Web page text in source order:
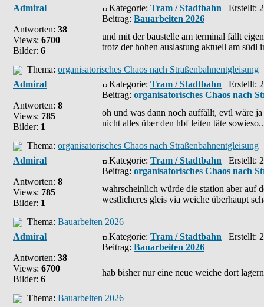
Admiral
Antworten: 38
Views: 6700
Bilder: 6
Kategorie: Tram / Stadtbahn Erstellt:
Beitrag: Bauarbeiten 2026
und mit der baustelle am terminal fällt
trotz der hohen auslastung aktuell am südl
Thema: organisatorisches Chaos nach Straßenbahnentgleisung
Admiral
Antworten: 8
Views: 785
Bilder: 1
Kategorie: Tram / Stadtbahn Erstellt:
Beitrag: organisatorisches Chaos nach
oh und was dann noch auffällt, evtl wäre
nicht alles über den hbf leiten täte
Thema: organisatorisches Chaos nach Straßenbahnentgleisung
Admiral
Antworten: 8
Views: 785
Bilder: 1
Kategorie: Tram / Stadtbahn Erstellt:
Beitrag: organisatorisches Chaos nach
wahrscheinlich würde die station aber auf
westlicheres gleis via weiche überhaupt
Thema: Bauarbeiten 2026
Admiral
Antworten: 38
Views: 6700
Bilder: 6
Kategorie: Tram / Stadtbahn Erstellt:
Beitrag: Bauarbeiten 2026
hab bisher nur eine neue weiche dort
Thema: Bauarbeiten 2026